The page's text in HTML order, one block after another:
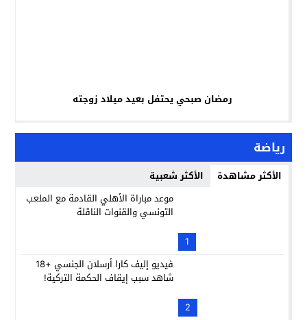
رمضان صبحي يحتفل بعيد ميلاد زوجته
رياضة
الأكثر مشاهدة الأكثر شعبية
1
موعد مباراة الأهلي القادمة مع الملعب
التونسي والقنوات الناقلة
2
فيديو إليف كارا أرسلان الجنسي +18
شاهد سبب إيقاف الحكمة التركية!